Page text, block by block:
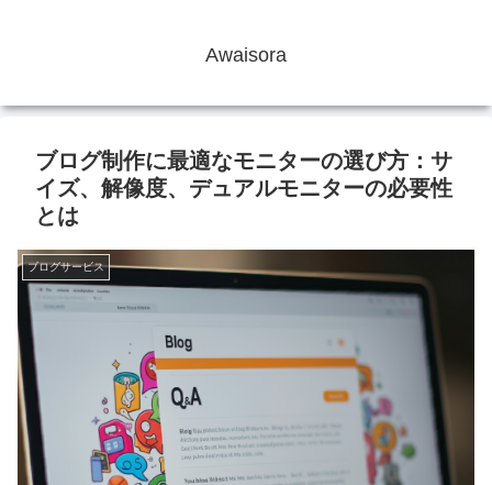
Awaisora
ブログ制作に最適なモニターの選び方：サ
イズ、解像度、デュアルモニターの必要性
とは
ブログサービス